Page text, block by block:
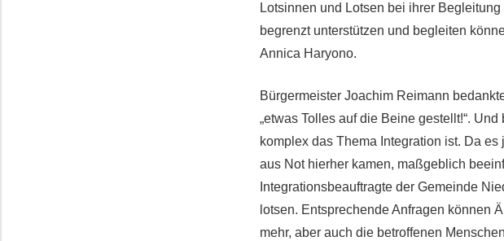
Lotsinnen und Lotsen bei ihrer
begrenzt unterstützen und begleiten
Annica Haryono.
Bürgermeister Joachim Reimann
„etwas Tolles auf die Beine gestellt!“.
komplex das Thema Integration ist. Da
aus Not hierher kamen, maßgeblich
Integrationsbeauftragte der Gemeinde
lotsen. Entsprechende Anfragen können
mehr, aber auch die betroffenen